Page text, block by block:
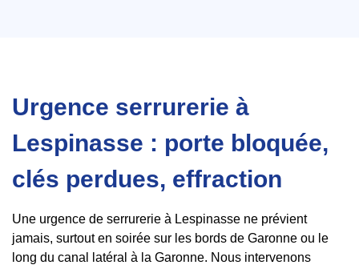
Urgence serrurerie à
Lespinasse : porte bloquée,
clés perdues, effraction
Une urgence de serrurerie à Lespinasse ne prévient
jamais, surtout en soirée sur les bords de Garonne ou le
long du canal latéral à la Garonne. Nous intervenons